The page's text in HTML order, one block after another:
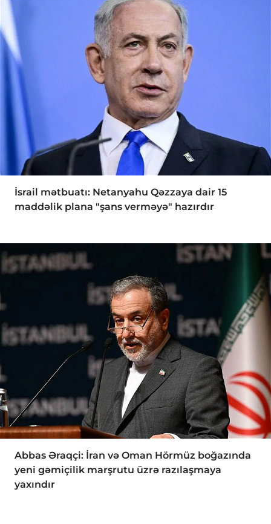
İsrail mətbuatı: Netanyahu Qəzzaya dair 15
maddəlik plana "şans verməyə" hazırdır
Abbas Əraqçi: İran və Oman Hörmüz boğazında
yeni gəmiçilik marşrutu üzrə razılaşmaya
yaxındır